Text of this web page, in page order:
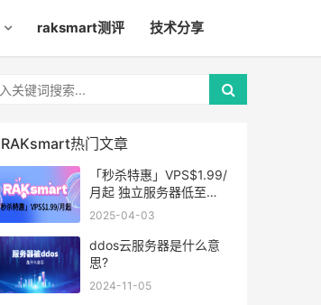
raksmart测评 技术分享
RAKsmart热门文章
「秒杀特惠」VPS$1.99/
月起 独立服务器低至
$49/月起
2025-04-03
ddos云服务器是什么意
思?
2024-11-05